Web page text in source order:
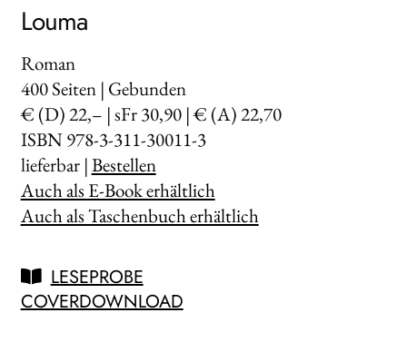
Louma
Roman
400Seiten | Gebunden
€ (D) 22,– | sFr 30,90 | € (A) 22,70
ISBN 978-3-311-30011-3
lieferbar |Bestellen
Auch als E-Book erhältlich
Auch als Taschenbuch erhältlich
LESEPROBE
COVERDOWNLOAD